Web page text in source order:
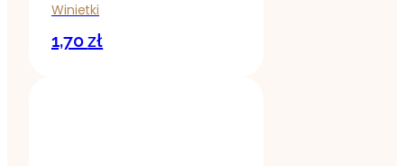
Winietki
1,70zł